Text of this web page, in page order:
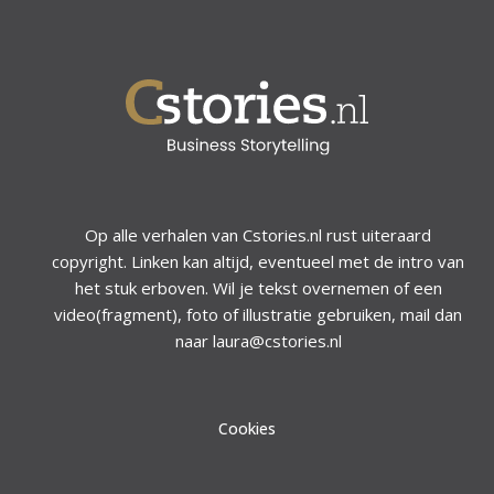
Op alle verhalen van Cstories.nl rust uiteraard
copyright. Linken kan altijd, eventueel met de intro van
het stuk erboven. Wil je tekst overnemen of een
video(fragment), foto of illustratie gebruiken, mail dan
naar laura@cstories.nl
Cookies